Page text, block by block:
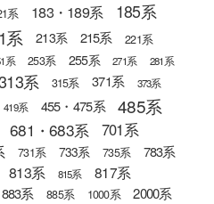
系 183・189系 185系
系 213系 215系 221系
系 253系 255系 271系
281系
系 315系 371系 373系
419系 455・475系 485系
681・683系 701系
731系 733系 735系 783系
813系 815系 817系
883系 885系 1000系 2000系